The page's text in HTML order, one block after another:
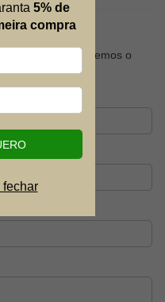
que responderemos o
5% de
compra